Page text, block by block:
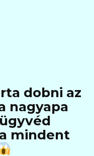
dobni az
nagyapa
mindent